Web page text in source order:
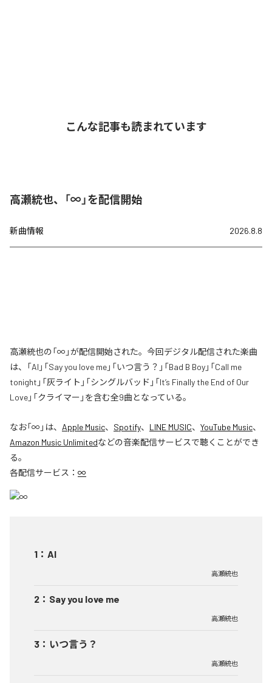
こんな記事も読まれています
高瀬統也、「∞」を配信開始
新曲情報 2026.8.8
高瀬統也の「∞」が配信開始された。今回デジタル配信された楽曲
は、「AI」「Say you love me」「いつ言う？」「Bad B Boy」「Call me
tonight」「灰ライト」「シングルバッド」「It’s Finally the End of Our
Love」「クライマー」を含む全9曲となっている。
なお「∞ 」は、 Apple Music、 Spotify、 LINE MUSIC、 YouTube Music、
Amazon Music Unlimitedなどの音楽配信サービスで聴くことができ
る。
各配信サービス： ∞
1 ： AI
高瀬統也
2 ： Say you love me
高瀬統也
3 ： いつ言う？
高瀬統也